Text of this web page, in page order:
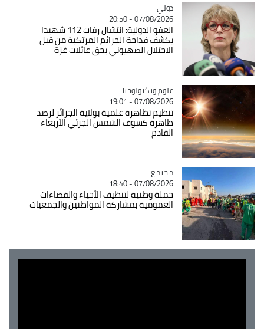
Catégorie
دولي
07/08/2026 - 20:50
العفو الدولية: انتشال رفات 112 شهيدا
يكشف فداحة الجرائم المرتكبة من قبل
الاحتلال الصهيوني بحق عائلات غزة
Catégorie
علوم وتكنولوجيا
07/08/2026 - 19:01
تنظيم تظاهرة علمية بولاية الجزائر لرصد
ظاهرة كسوف الشمس الجزئي الأربعاء
القادم
Catégorie
مجتمع
07/08/2026 - 18:40
حملة وطنية لتنظيف الأحياء والفضاءات
العمومية بمشاركة المواطنين والجمعيات